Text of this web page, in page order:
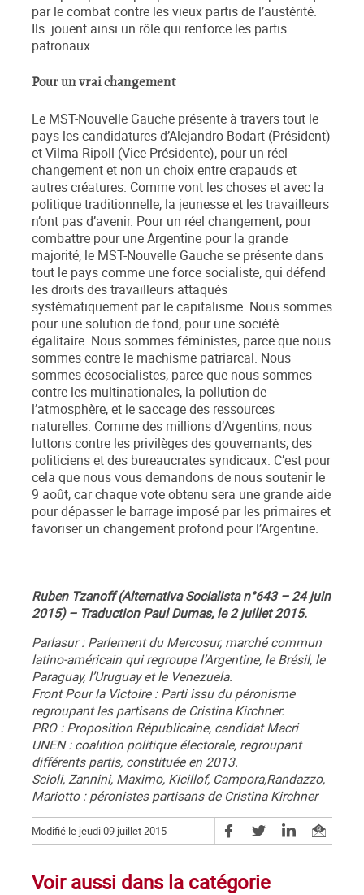
par le combat contre les vieux partis de l’austérité.
Ils jouent ainsi un rôle qui renforce les partis
patronaux.
Pour un vrai changement
Le MST-Nouvelle Gauche présente à travers tout le
pays les candidatures d’Alejandro Bodart (Président)
et Vilma Ripoll (Vice-Présidente), pour un réel
changement et non un choix entre crapauds et
autres créatures. Comme vont les choses et avec la
politique traditionnelle, la jeunesse et les travailleurs
n’ont pas d’avenir. Pour un réel changement, pour
combattre pour une Argentine pour la grande
majorité, le MST-Nouvelle Gauche se présente dans
tout le pays comme une force socialiste, qui défend
les droits des travailleurs attaqués
systématiquement par le capitalisme. Nous sommes
pour une solution de fond, pour une société
égalitaire. Nous sommes féministes, parce que nous
sommes contre le machisme patriarcal. Nous
sommes écosocialistes, parce que nous sommes
contre les multinationales, la pollution de
l’atmosphère, et le saccage des ressources
naturelles. Comme des millions d’Argentins, nous
luttons contre les privilèges des gouvernants, des
politiciens et des bureaucrates syndicaux. C’est pour
cela que nous vous demandons de nous soutenir le
9 août, car chaque vote obtenu sera une grande aide
pour dépasser le barrage imposé par les primaires et
favoriser un changement profond pour l’Argentine.
Ruben Tzanoff (Alternativa Socialista n°643 – 24 juin
2015) – Traduction Paul Dumas, le 2 juillet 2015.
Parlasur : Parlement du Mercosur, marché commun
latino-américain qui regroupe l’Argentine, le Brésil, le
Paraguay, l’Uruguay et le Venezuela.
Front Pour la Victoire : Parti issu du péronisme
regroupant les partisans de Cristina Kirchner.
PRO : Proposition Républicaine, candidat Macri
UNEN : coalition politique électorale, regroupant
différents partis, constituée en 2013.
Scioli, Zannini, Maximo, Kicillof, Campora,Randazzo,
Mariotto : péronistes partisans de Cristina Kirchner
Modifié le jeudi 09 juillet 2015
Voir aussi dans la catégorie